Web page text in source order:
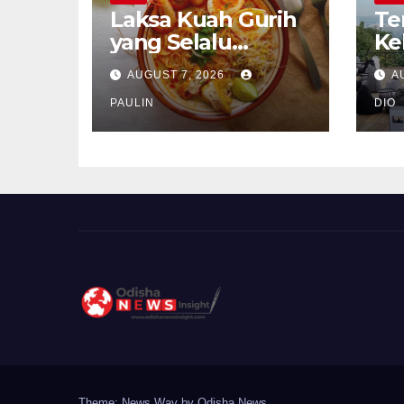
Laksa Kuah Gurih
yang Selalu
Dirindukan
AUGUST 7, 2026
PAULIN DIO